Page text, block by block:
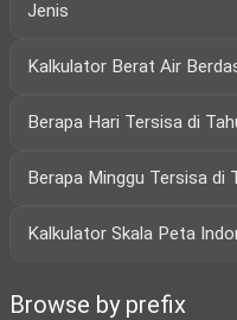
Jenis
Kalkulator Berat Air
Berapa Hari Tersisa di
Berapa Minggu Tersisa di
Kalkulator Skala Peta
Browse by prefix